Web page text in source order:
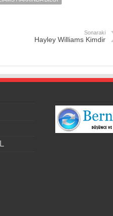
Sonaraki
Hayley Williams Kimdir